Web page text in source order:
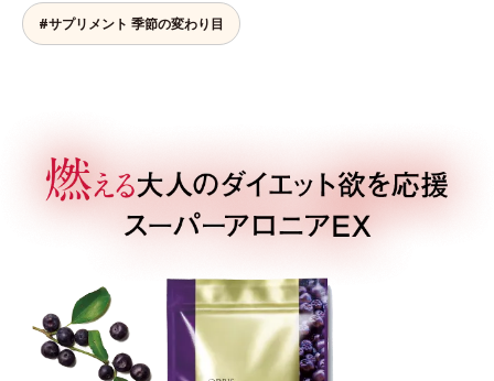
#サプリメント 季節の変わり目